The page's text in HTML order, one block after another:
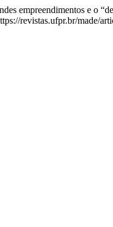
empreendimentos e o
revistas.ufpr.br/made/